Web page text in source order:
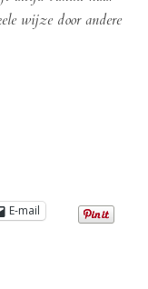
wijze door andere
E-mail